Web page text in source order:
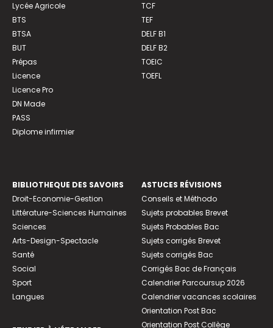
Lycée Agricole
BTS
BTSA
BUT
Prépas
Licence
Licence Pro
DN Made
PASS
Diplome infirmier
TCF
TEF
DELF B1
DELF B2
TOEIC
TOEFL
BIBLIOTHEQUE DES SAVOIRS
Droit-Economie-Gestion
Littérature-Sciences Humaines
Sciences
Arts-Design-Spectacle
Santé
Social
Sport
Langues
ASTUCES RÉVISIONS
Conseils et Méthodo
Sujets probables Brevet
Sujets Probables Bac
Sujets corrigés Brevet
Sujets corrigés Bac
Corrigés Bac de Français
Calendrier Parcoursup 2026
Calendrier vacances scolaires
Orientation Post Bac
Orientation Post Collège